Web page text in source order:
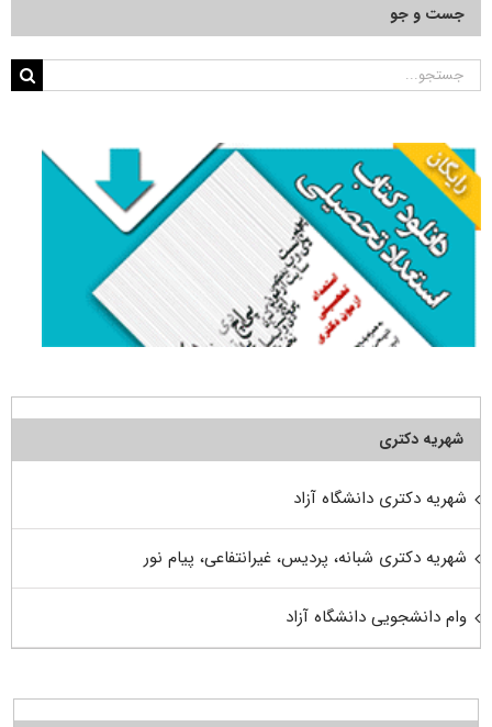
جست و جو
جستجو
شهریه دکتری
شهریه دکتری دانشگاه آزاد
شهریه دکتری شبانه، پردیس، غیرانتفاعی، پیام نور
وام دانشجویی دانشگاه آزاد